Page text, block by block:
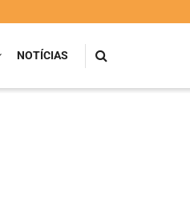
NOTÍCIAS